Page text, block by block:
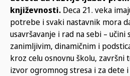
književnosti. Deca 21. veka
potrebe i svaki nastavnik mora
usavršavanje i rad na sebi – učini
zanimljivim, dinamičnim i
kroz celu osnovnu školu, završni
izvor ogromnog stresa i za dete